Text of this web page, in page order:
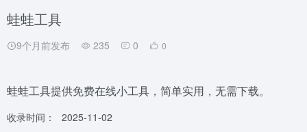
蛙蛙工具
9个月前发布 235 0 0
蛙蛙工具提供免费在线小工具，简单实用，无需下载。
收录时间：
2025-11-02